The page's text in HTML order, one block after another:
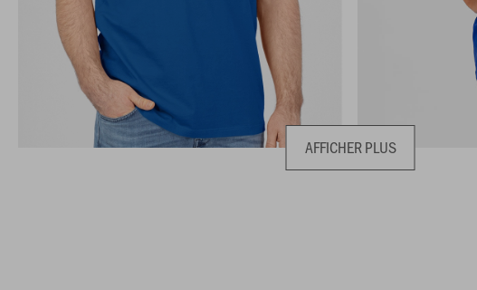
AFFICHER PLUS